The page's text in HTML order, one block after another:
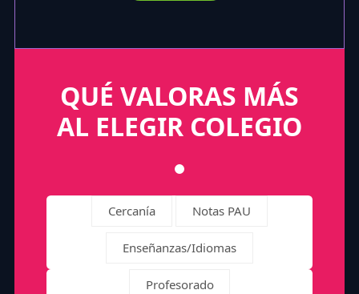
QUÉ VALORAS MÁS
AL ELEGIR COLEGIO
Cercanía Notas PAU
Enseñanzas/Idiomas
Profesorado